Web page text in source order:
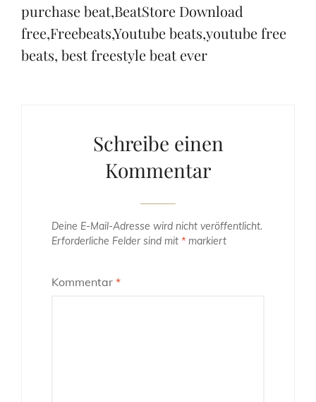
purchase beat,BeatStore Download
free,Freebeats,Youtube beats,youtube free
beats, best freestyle beat ever
Schreibe einen
Kommentar
Deine E-Mail-Adresse wird nicht veröffentlicht.
Erforderliche Felder sind mit * markiert
Kommentar *